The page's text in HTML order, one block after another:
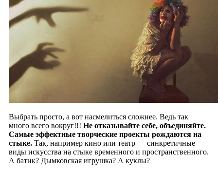
Выбрать просто, а вот насмелиться сложнее. Ведь так
много всего вокруг!!! Не отказывайте себе, объединяйте.
Самые эффектные творческие проекты рождаются на
стыке.Так, например кино или театр — синкретичные
виды искусства на стыке временного и пространственного.
А батик? Дымковская игрушка? А куклы?